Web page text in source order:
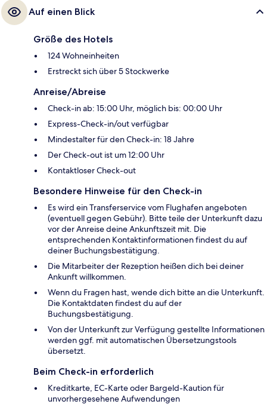
Auf einen Blick
Größe des Hotels
124 Wohneinheiten
Erstreckt sich über 5 Stockwerke
Anreise/Abreise
Check-in ab: 15:00 Uhr, möglich bis: 00:00 Uhr
Express-Check-in/out verfügbar
Mindestalter für den Check-in: 18 Jahre
Der Check-out ist um 12:00 Uhr
Kontaktloser Check-out
Besondere Hinweise für den Check-in
Es wird ein Transferservice vom Flughafen angeboten
(eventuell gegen Gebühr). Bitte teile der Unterkunft dazu
vor der Anreise deine Ankunftszeit mit. Die
entsprechenden Kontaktinformationen findest du auf
deiner Buchungsbestätigung.
Die Mitarbeiter der Rezeption heißen dich bei deiner
Ankunft willkommen.
Wenn du Fragen hast, wende dich bitte an die Unterkunft.
Die Kontaktdaten findest du auf der
Buchungsbestätigung.
Von der Unterkunft zur Verfügung gestellte Informationen
werden ggf. mit automatischen Übersetzungstools
übersetzt.
Beim Check-in erforderlich
Kreditkarte, EC-Karte oder Bargeld-Kaution für
unvorhergesehene Aufwendungen